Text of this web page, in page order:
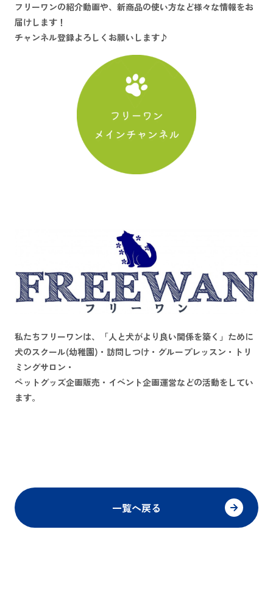
フリーワンの紹介動画や、新商品の使い方など様々な情報をお
届けします！
チャンネル登録よろしくお願いします♪
私たちフリーワンは、 「人と犬がより良い関係を築く」 ために
犬のスクール(幼稚園)・訪問しつけ・グループレッスン・トリ
ミングサロン・
ペットグッズ企画販売・イベント企画運営などの活動をしてい
ます。
一覧へ戻る